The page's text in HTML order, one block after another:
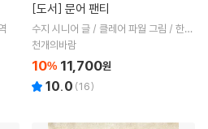
[도서] 문어 팬티
수지 시니어 글 / 클레어 파월 그림 / 한미
숙 역
천개의바람
10% 11,700원
10.0 (16)